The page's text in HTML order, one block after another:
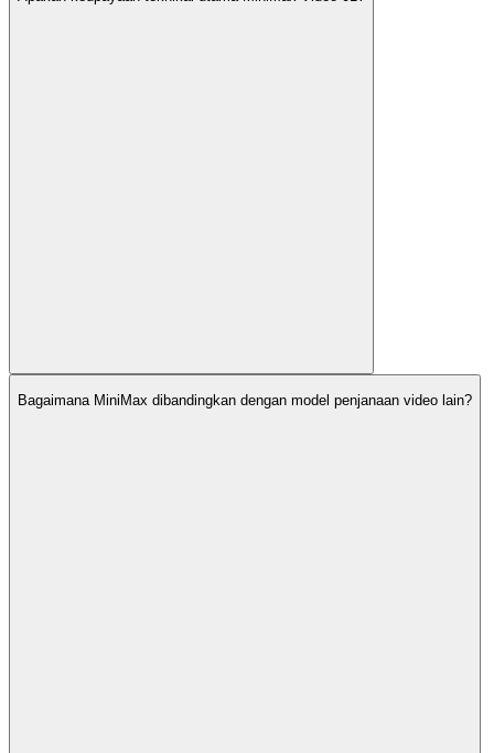
Bagaimana MiniMax dibandingkan dengan model penjanaan video lain?